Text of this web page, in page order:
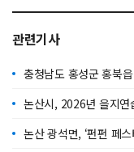
관련기사
충청남도 홍성군 홍북
논산시, 2026년 을지연
논산 광석면, ‘펀펀 페스